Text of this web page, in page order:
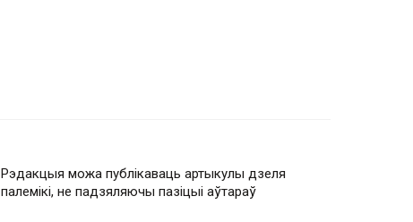
Рэдакцыя можа публікаваць артыкулы дзеля
палемікі, не падзяляючы пазіцыі аўтараў